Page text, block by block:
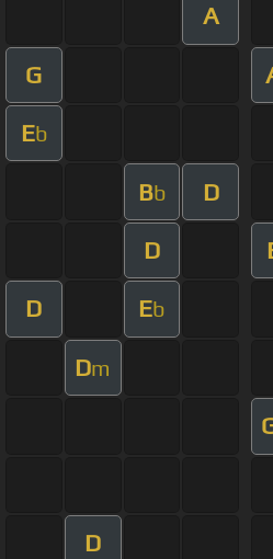
A
G
Eb
Bb D
D
D Eb
Dm
D